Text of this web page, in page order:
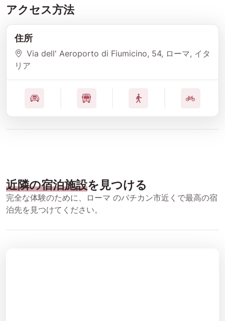
アクセス方法
住所
Via dell' Aeroporto di Fiumicino, 54, ローマ, イタ
リア
近隣の宿泊施設を見つける
完全な体験のために、ローマ のバチカン市近くで最高の宿
泊先を見つけてください。